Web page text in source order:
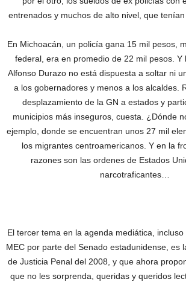
entrenados y muchos de alto nivel, que
En Michoacán, un policía gana 15 mil pesos,
federal, era en promedio de 22 mil pesos. Y
Alfonso Durazo no está dispuesta a soltar ni
a los gobernadores y menos a los alcaldes.
desplazamiento de la GN a estados y
municipios más inseguros, cuesta. ¿Dónde
ejemplo, donde se encuentran unos 27 mil
los migrantes centroamericanos. Y en la
razones son las ordenes de Estados
narcotraficantes…
El tercer tema en la agenda mediática,
MEC por parte del Senado estadunidense, es
de Justicia Penal del 2008, y que ahora
que no les sorprenda, queridas y queridos